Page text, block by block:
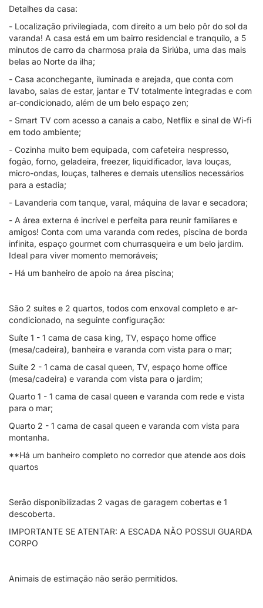
Detalhes da casa:
- Localização privilegiada, com direito a um belo pôr do sol da
varanda! A casa está em um bairro residencial e tranquilo, a 5
minutos de carro da charmosa praia da Siriúba, uma das mais
belas ao Norte da ilha;
- Casa aconchegante, iluminada e arejada, que conta com
lavabo, salas de estar, jantar e TV totalmente integradas e com
ar-condicionado, além de um belo espaço zen;
- Smart TV com acesso a canais a cabo, Netflix e sinal de Wi-fi
em todo ambiente;
- Cozinha muito bem equipada, com cafeteira nespresso,
fogão, forno, geladeira, freezer, liquidificador, lava louças,
micro-ondas, louças, talheres e demais utensílios necessários
para a estadia;
- Lavanderia com tanque, varal, máquina de lavar e secadora;
- A área externa é incrível e perfeita para reunir familiares e
amigos! Conta com uma varanda com redes, piscina de borda
infinita, espaço gourmet com churrasqueira e um belo jardim.
Ideal para viver momento memoráveis;
- Há um banheiro de apoio na área piscina;
São 2 suítes e 2 quartos, todos com enxoval completo e ar-
condicionado, na seguinte configuração:
Suíte 1 - 1 cama de casa king, TV, espaço home office
(mesa/cadeira), banheira e varanda com vista para o mar;
Suíte 2 - 1 cama de casal queen, TV, espaço home office
(mesa/cadeira) e varanda com vista para o jardim;
Quarto 1 - 1 cama de casal queen e varanda com rede e vista
para o mar;
Quarto 2 - 1 cama de casal queen e varanda com vista para
montanha.
**Há um banheiro completo no corredor que atende aos dois
quartos
Serão disponibilizadas 2 vagas de garagem cobertas e 1
descoberta.
IMPORTANTE SE ATENTAR: A ESCADA NÃO POSSUI GUARDA
CORPO
Animais de estimação não serão permitidos.